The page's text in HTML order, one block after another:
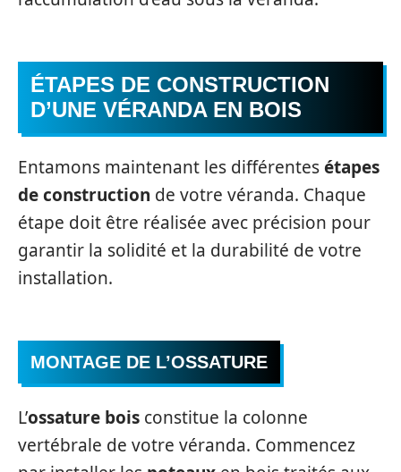
ÉTAPES DE CONSTRUCTION
D’UNE VÉRANDA EN BOIS
Entamons maintenant les différentesétapes
de construction de votre véranda. Chaque
étape doit être réalisée avec précision pour
garantir la solidité et la durabilité de votre
installation.
MONTAGE DE L’OSSATURE
L’ossature bois constitue la colonne
vertébrale de votre véranda. Commencez